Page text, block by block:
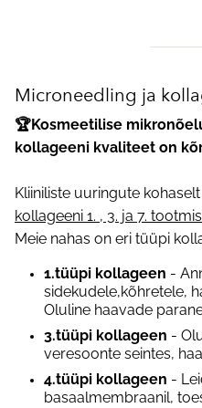
Microneedling ja
🏆Kosmeetilise
kollageeni kvaliteet on
Kliiniliste uuringute kohaselt
kollageeni 1. , 3. ja 7.
Meie nahas on eri tüüpi
1.tüüpi kollageen -
sidekudele,kõhretele,
Oluline haavade
3.tüüpi kollageen -
veresoonte seintes,
4.tüüpi kollageen -
basaalmembraanil,